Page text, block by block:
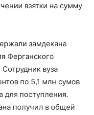
взятки на сумму
замдекана
Ферганского
вуза
по 5,1 млн сумов
для поступления.
получил в общей